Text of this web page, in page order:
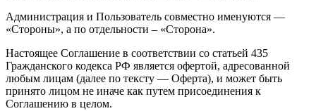
Администрация и Пользователь совместно именуются —
«Стороны», а по отдельности – «Сторона».
Настоящее Соглашение в соответствии со статьей 435
Гражданского кодекса РФ является офертой, адресованной
любым лицам (далее по тексту — Оферта), и может быть
принято лицом не иначе как путем присоединения к
Соглашению в целом.